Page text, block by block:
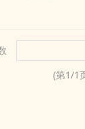
(第1/1